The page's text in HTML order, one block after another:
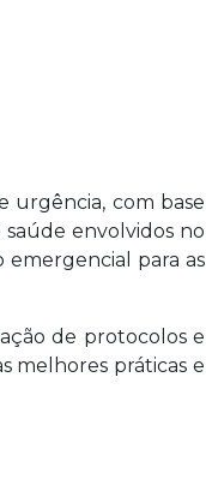
urgência, com base
envolvidos no
para as
de protocolos e
melhores práticas e